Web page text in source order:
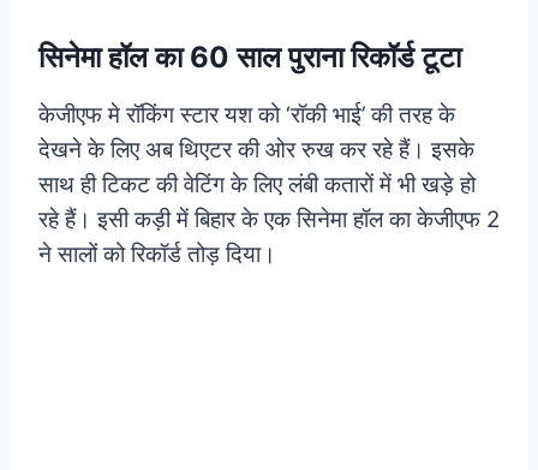
सिनेमा हॉल का 60 साल पुराना रिकॉर्ड टूटा
केजीएफ मे रॉकिंग स्टार यश को ‘रॉकी भाई’ की तरह के
देखने के लिए अब थिएटर की ओर रुख कर रहे हैं। इसके
साथ ही टिकट की वेटिंग के लिए लंबी कतारों में भी खड़े हो
रहे हैं। इसी कड़ी में बिहार के एक सिनेमा हॉल का केजीएफ 2
ने सालों को रिकॉर्ड तोड़ दिया।